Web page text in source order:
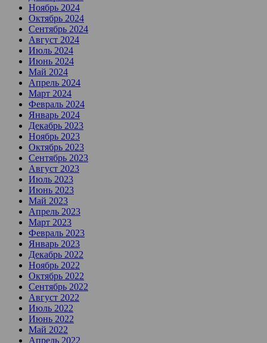
Ноябрь 2024
Октябрь 2024
Сентябрь 2024
Август 2024
Июль 2024
Июнь 2024
Май 2024
Апрель 2024
Март 2024
Февраль 2024
Январь 2024
Декабрь 2023
Ноябрь 2023
Октябрь 2023
Сентябрь 2023
Август 2023
Июль 2023
Июнь 2023
Май 2023
Апрель 2023
Март 2023
Февраль 2023
Январь 2023
Декабрь 2022
Ноябрь 2022
Октябрь 2022
Сентябрь 2022
Август 2022
Июль 2022
Июнь 2022
Май 2022
Апрель 2022